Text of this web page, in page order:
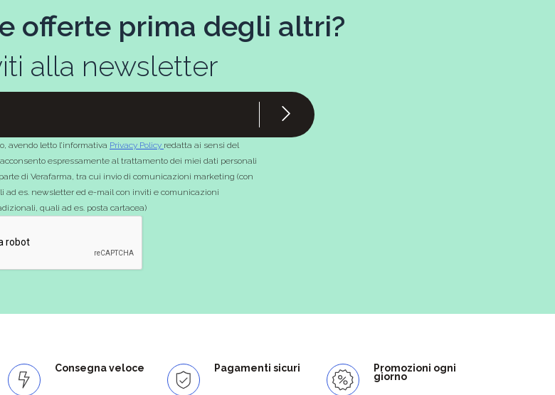
offerte prima degli altri?
alla newsletter
avendo letto l’informativa Privacy Policy redatta ai sensi del
acconsento espressamente al trattamento dei miei dati personali
di Verafarma, tra cui invio di comunicazioni marketing (con
ad es. newsletter ed e-mail con inviti e comunicazioni
quali ad es. posta cartacea)
Consegna veloce Pagamenti sicuri Promozioni ogni
giorno